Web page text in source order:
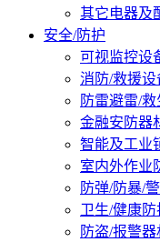
其它电器及
安全/防护
可视监控设
消防/救援设
防雷避雷/
金融安防器
智能及工业
室内外作业
防弹/防暴/
卫生/健康防
防盗/报警器